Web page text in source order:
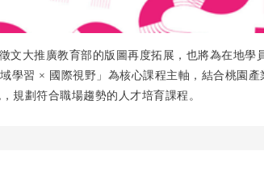
文大推廣教育部的版圖再度拓展，也將為在地學
學習 × 國際視野」為核心課程主軸，結合桃園
規劃符合職場趨勢的人才培育課程。